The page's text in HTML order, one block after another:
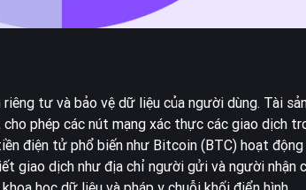
tư và bảo vệ dữ liệu của người dùng. Tài
phép các nút mạng xác thực các giao dịch
điện tử phổ biến như Bitcoin (BTC) hoạt
giao dịch như địa chỉ người gửi và người nhận